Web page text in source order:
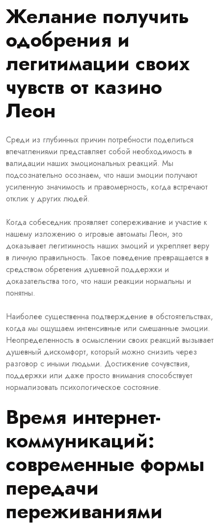
Желание получить
одобрения и
легитимации своих
чувств от казино
Леон
Среди из глубинных причин потребности поделиться
впечатлениями представляет собой необходимость в
валидации наших эмоциональных реакций. Мы
подсознательно осознаем, что наши эмоции получают
усиленную значимость и правомерность, когда встречают
отклик у других людей.
Когда собеседник проявляет сопереживание и участие к
нашему изложению о игровые автоматы Леон, это
доказывает легитимность наших эмоций и укрепляет веру
в личную правильность. Такое поведение превращается в
средством обретения душевной поддержки и
доказательства того, что наши реакции нормальны и
понятны.
Наиболее существенна подтверждение в обстоятельствах,
когда мы ощущаем интенсивные или смешанные эмоции.
Неопределенность в осмыслении своих реакций вызывает
душевный дискомфорт, который можно снизить через
разговор с иными людьми. Достижение сочувствия,
поддержки или даже просто внимания способствует
нормализовать психологическое состояние.
Время интернет-
коммуникаций:
современные формы
передачи
переживаниями